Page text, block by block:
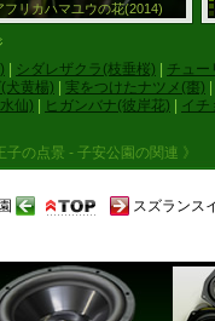
フリカハマユウの花(2014)
シダレザクラ(枝垂桜)
チュー
犬黄楊) 実をつけたナツメ(棗)
仙) ヒガンバナ(彼岸花)
イチ
子の点景 - 子安公園の関連 》
スズランス